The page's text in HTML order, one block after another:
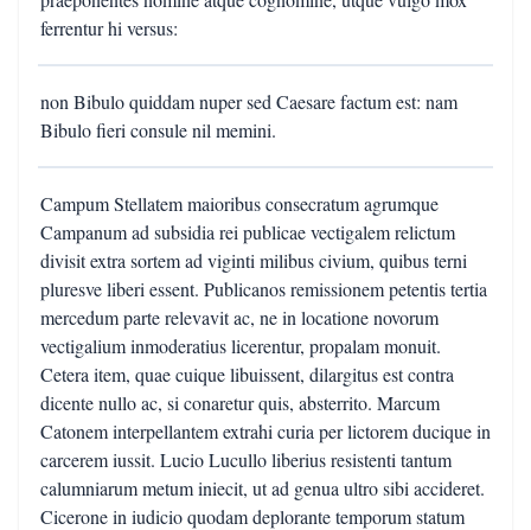
ferrentur hi versus:
non Bibulo quiddam nuper sed Caesare factum est: nam
Bibulo fieri consule nil memini.
Campum Stellatem maioribus consecratum agrumque
Campanum ad subsidia rei publicae vectigalem relictum
divisit extra sortem ad viginti milibus civium, quibus terni
pluresve liberi essent. Publicanos remissionem petentis tertia
mercedum parte relevavit ac, ne in locatione novorum
vectigalium inmoderatius licerentur, propalam monuit.
Cetera item, quae cuique libuissent, dilargitus est contra
dicente nullo ac, si conaretur quis, absterrito. Marcum
Catonem interpellantem extrahi curia per lictorem ducique in
carcerem iussit. Lucio Lucullo liberius resistenti tantum
calumniarum metum iniecit, ut ad genua ultro sibi accideret.
Cicerone in iudicio quodam deplorante temporum statum